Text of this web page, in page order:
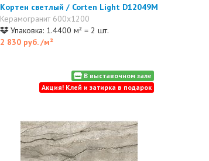
Кортен светлый / Corten Light D12049M
Керамогранит 600x1200
Упаковка: 1.4400 м² = 2 шт.
2 830 руб./м²
В выставочном зале
Акция! Клей и затирка в подарок